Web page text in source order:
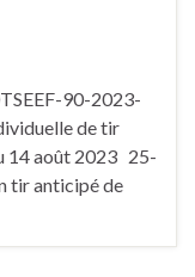
90-2023-
de tir
14 août 2023 25-
tir anticipé de